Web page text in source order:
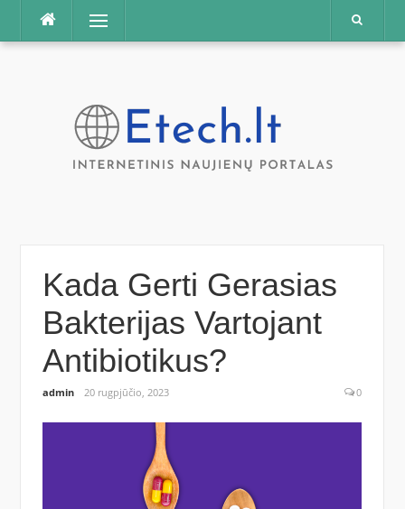
Praleisti
Meniu
Kada Gerti Gerasias
Bakterijas Vartojant
Antibiotikus?
admin 20 rugpjūčio, 2023 0